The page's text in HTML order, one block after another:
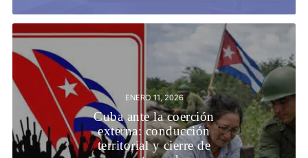
ENERO 11, 2026
Cuba ante la coerción
externa: conducción
territorial y cierre de